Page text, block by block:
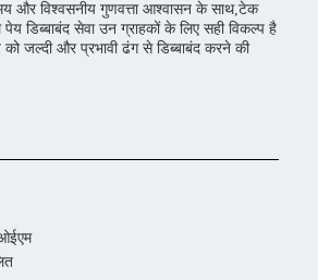
और विश्वसनीय गुणवत्ता आश्वासन के साथ,टेक
डिब्बाबंद सेवा उन ग्राहकों के लिए सही विकल्प है
जल्दी और प्रभावी ढंग से डिब्बाबंद करने की